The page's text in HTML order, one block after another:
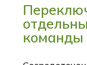
команды